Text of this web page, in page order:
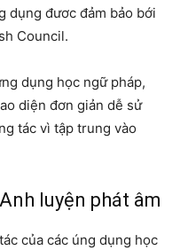
dụng đươc đảm bảo bới
Council.
dụng học ngữ pháp,
diện đơn giản dễ sử
tác vì tập trung vào
luyện phát âm
của các úng dụng học